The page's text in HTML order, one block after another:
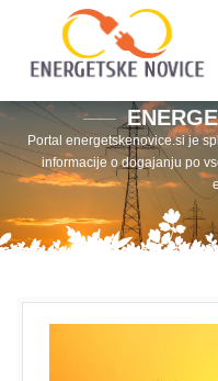
Portal energetskenovice.si je
informacije o dogajanju po